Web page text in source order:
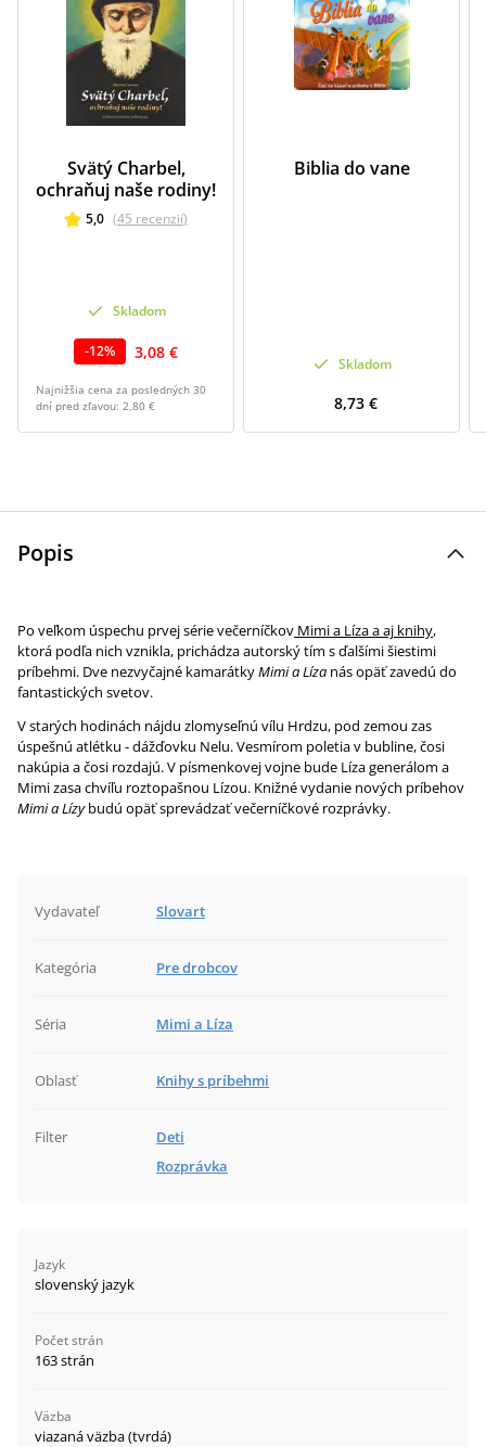
Svätý Charbel,
ochraňuj naše rodiny!
5,0 (45 recenzií)
Skladom
-12% 3,08 €
Najnižšia cena za posledných 30
dní pred zľavou: 2,80 €
Biblia do vane
Skladom
8,73 €
Popis
Po veľkom úspechu prvej série večerníčkov Mimi a Líza a aj knihy,
ktorá podľa nich vznikla, prichádza autorský tím s ďalšími šiestimi
príbehmi. Dve nezvyčajné kamarátkyMimi a Líza nás opäť zavedú do
fantastických svetov.
V starých hodinách nájdu zlomyseľnú vílu Hrdzu, pod zemou zas
úspešnú atlétku - dážďovku Nelu. Vesmírom poletia v bubline, čosi
nakúpia a čosi rozdajú. V písmenkovej vojne bude Líza generálom a
Mimi zasa chvíľu roztopašnou Lízou. Knižné vydanie nových príbehov
Mimi a Lízybudú opäť sprevádzať večerníčkové rozprávky.
Vydavateľ Slovart
Kategória Pre drobcov
Séria Mimi a Líza
Oblasť Knihy s príbehmi
Filter
Deti
Rozprávka
Jazyk
slovenský jazyk
Počet strán
163 strán
Väzba
viazaná väzba (tvrdá)